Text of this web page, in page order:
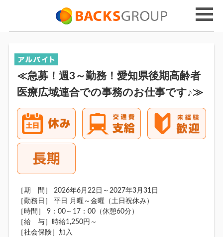
≪急募！週3～勤務！愛知県後期高齢者
医療広域連合での事務のお仕事です♪≫
［期 間］ 2026年6月22日～2027年3月31日
［勤務日］ 平日 月曜～金曜（土日祝休み）
［時間］ 9：00～17：00（休憩60分）
［給 与］時給1,250円～
［社会保険］加入